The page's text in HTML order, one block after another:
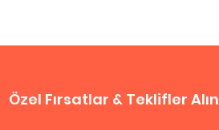
Özel Fırsatlar & Teklifler Alın